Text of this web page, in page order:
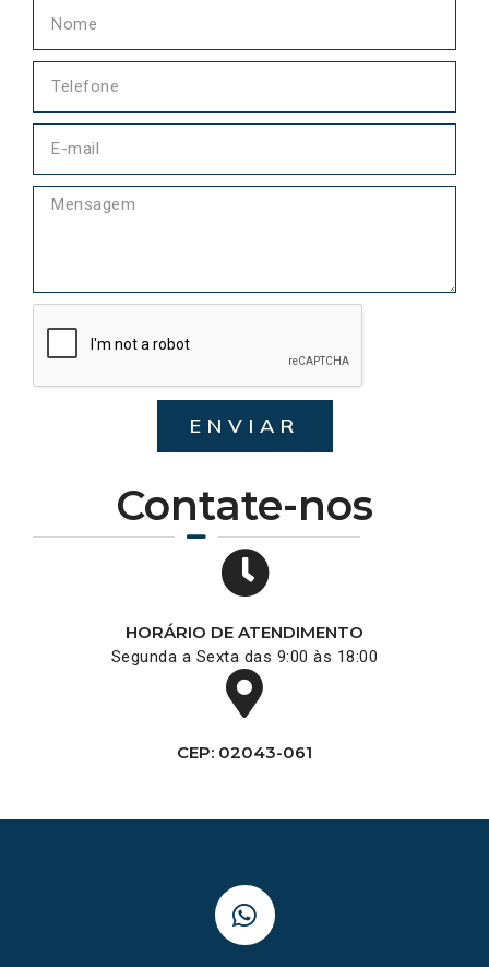
Contate-nos
HORÁRIO DE ATENDIMENTO
Segunda a Sexta das 9:00 às 18:00
CEP: 02043-061
ENVIAR